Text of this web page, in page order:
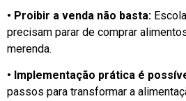
• Proibir a venda não basta:
precisam parar de comprar
merenda.
• Implementação prática é
passos para transformar a